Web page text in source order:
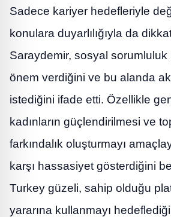
Sadece kariyer hedefleriyle
konulara duyarlılığıyla da
Saraydemir, sosyal
önem verdiğini ve bu alanda
istediğini ifade etti. Özellikle
kadınların güçlendirilmesi ve
farkındalık oluşturmayı
karşı hassasiyet gösterdiğini
Turkey güzeli, sahip olduğu
yararına kullanmayı